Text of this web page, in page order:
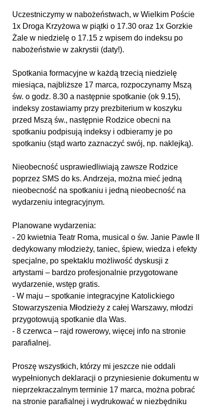
Uczestniczymy w nabożeństwach, w Wielkim Poście
1x Droga Krzyżowa w piątki o 17.30 oraz 1x Gorzkie
Żale w niedzielę o 17.15 z wpisem do indeksu po
nabożeństwie w zakrystii (daty!).
Spotkania formacyjne w każdą trzecią niedzielę
miesiąca, najbliższe 17 marca, rozpoczynamy Mszą
św. o godz. 8.30 a następnie spotkanie (ok 9.15),
indeksy zostawiamy przy prezbiterium w koszyku
przed Mszą św., następnie Rodzice obecni na
spotkaniu podpisują indeksy i odbieramy je po
spotkaniu (stąd warto zaznaczyć swój, np. naklejką).
Nieobecność usprawiedliwiają zawsze Rodzice
poprzez SMS do ks. Andrzeja, można mieć jedną
nieobecność na spotkaniu i jedną nieobecność na
wydarzeniu integracyjnym.
Planowane wydarzenia:
- 20 kwietnia Teatr Roma, musical o św. Janie Pawle II
dedykowany młodzieży, taniec, śpiew, wiedza i efekty
specjalne, po spektaklu możliwość dyskusji z
artystami – bardzo profesjonalnie przygotowane
wydarzenie, wstęp gratis.
- W maju – spotkanie integracyjne Katolickiego
Stowarzyszenia Młodzieży z całej Warszawy, młodzi
przygotowują spotkanie dla Was.
- 8 czerwca – rajd rowerowy, więcej info na stronie
parafialnej.
Proszę wszystkich, którzy mi jeszcze nie oddali
wypełnionych deklaracji o przyniesienie dokumentu w
nieprzekraczalnym terminie 17 marca, można pobrać
na stronie parafialnej i wydrukować w niezbędniku